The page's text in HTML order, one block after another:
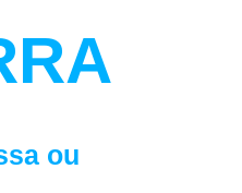
ou